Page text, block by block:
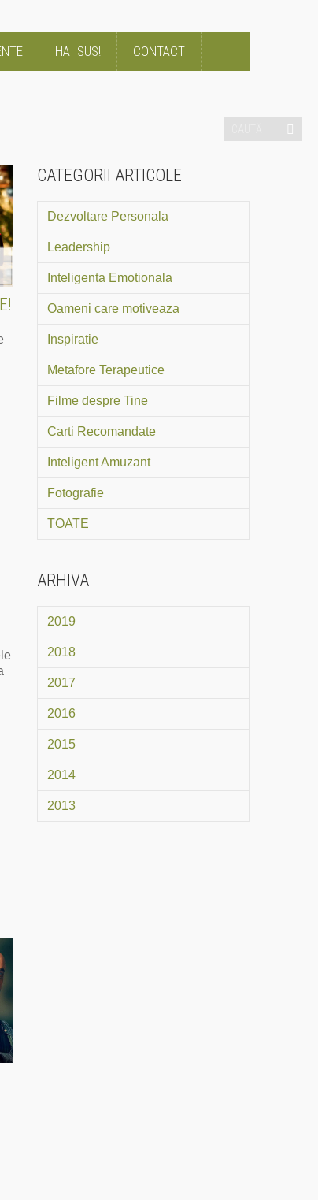
HAI SUS! CONTACT
CATEGORII ARTICOLE
Dezvoltare Personala
Leadership
Inteligenta Emotionala
Oameni care motiveaza
Inspiratie
Metafore Terapeutice
Filme despre Tine
Carti Recomandate
Inteligent Amuzant
Fotografie
TOATE
ARHIVA
2019
2018
2017
2016
2015
2014
2013